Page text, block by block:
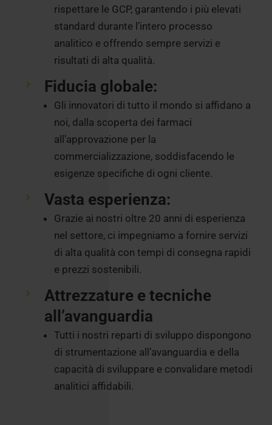
rispettare le GCP, garantendo i più elevati
standard durante l’intero processo
analitico e offrendo sempre servizi e
risultati di alta qualità.
Fiducia globale:
Gli innovatori di tutto il mondo si affidano a
noi, dalla scoperta dei farmaci
all’approvazione per la
commercializzazione, soddisfacendo le
esigenze specifiche di ogni cliente.
Vasta esperienza:
Grazie ai nostri oltre 20 anni di esperienza
nel settore, ci impegniamo a fornire servizi
di alta qualità con tempi di consegna rapidi
e prezzi sostenibili.
Attrezzature e tecniche
all’avanguardia
Tutti i nostri reparti di sviluppo dispongono
di strumentazione all’avanguardia e della
capacità di sviluppare e convalidare metodi
analitici affidabili.